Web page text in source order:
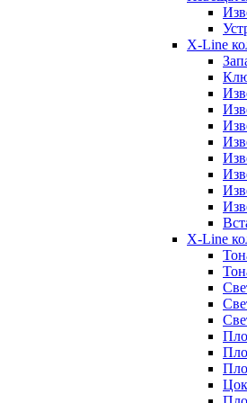
X-Line
X-Line